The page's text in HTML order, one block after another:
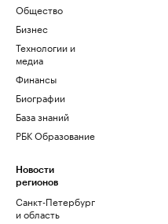
Общество
Бизнес
Технологии и
медиа
Финансы
Биографии
База знаний
РБК Образование
Новости
регионов
Санкт-Петербург
и область